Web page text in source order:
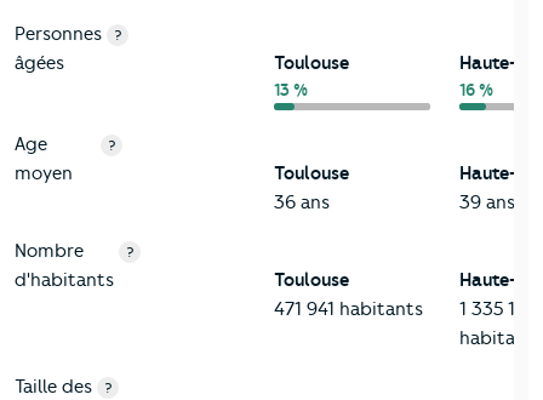
Personnes
âgées
?
Toulouse
13 %
Haute-
16 %
Age
moyen
?
Toulouse
36 ans
Haute-
39 ans
Nombre
d'habitants
?
Toulouse
471 941 habitants
Haute-
1 335 103
habitants
Taille des
?